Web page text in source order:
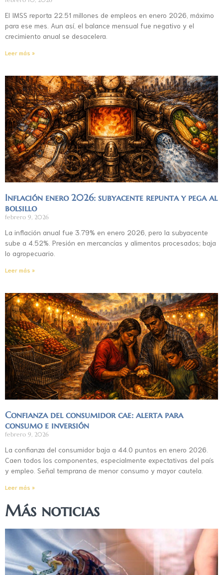
El IMSS reporta 22.51 millones de empleos en enero 2026, máximo
para ese mes. Aun así, el balance mensual fue negativo y el
crecimiento anual se desacelera.
Leer más »
Inflación enero 2026: subyacente repunta y pega al
bolsillo
febrero 9, 2026
La inflación anual fue 3.79% en enero 2026, pero la subyacente
sube a 4.52%. Presión en mercancías y alimentos procesados; baja
lo agropecuario.
Leer más »
Confianza del consumidor cae: alerta para
consumo e inversión
febrero 9, 2026
La confianza del consumidor baja a 44.0 puntos en enero 2026.
Caen todos los componentes, especialmente expectativas del país
y empleo. Señal temprana de menor consumo y mayor cautela.
Leer más »
Más noticias